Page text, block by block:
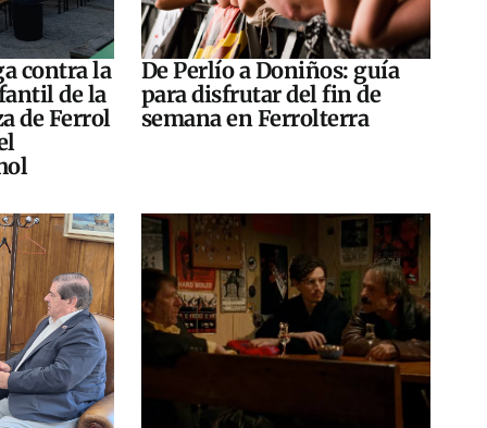
contra la
de la
de Ferrol
De Perlío a Doniños: guía
para disfrutar del fin de
semana en Ferrolterra